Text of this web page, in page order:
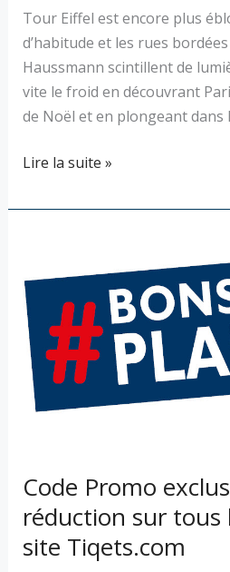
Tour Eiffel est encore plus
d’habitude et les rues
Haussmann scintillent de
vite le froid en découvrant
de Noël et en plongeant dans
Lire la suite »
Code Promo
réduction sur tous
site Tiqets.com
exclusif
–
6%
de
réduction
sur
musées
du
site
Tiqets.com